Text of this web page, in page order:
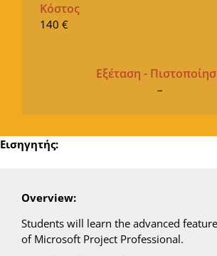
Κόστος
140 €
Εξέταση -
–
Εισηγητής:
Overview:
Students will learn the advanced
of Microsoft Project Professional.